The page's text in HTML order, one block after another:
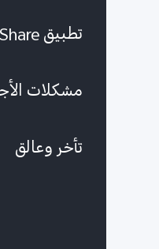
تطبيق EasyShare
مشكلات
تأخر وعالق